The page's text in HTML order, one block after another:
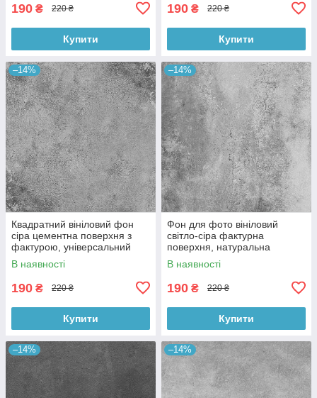
190 ₴ 220 ₴
Купити
190 ₴ 220 ₴
Купити
–14%
Квадратний вініловий фон
сіра цементна поверхня з
фактурою, універсальний
фотофон для зйомки 60x60
см, №550659
В наявності
190 ₴ 220 ₴
Купити
–14%
Фон для фото вініловий
світло-сіра фактурна
поверхня, натуральна
бетонна текстура, 60x60 см,
№550413
В наявності
190 ₴ 220 ₴
Купити
–14% –14%